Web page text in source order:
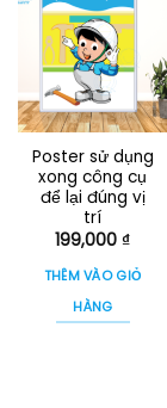
Poster sử dụng
xong công cụ
để lại đúng vị
trí
199,000₫
THÊM VÀO GIỎ
HÀNG